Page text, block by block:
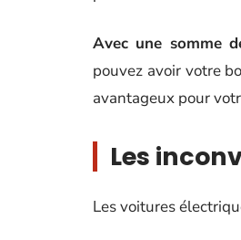
Avec une somme
pouvez avoir votre
avantageux pour
Les
Les voitures